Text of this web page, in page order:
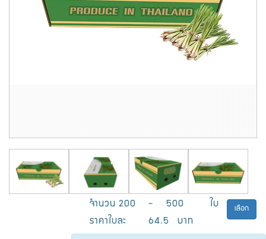
ความรู้เรื่องกระดาษ
เลือก
จำนวน 200 - 500 ใบ
ราคาใบละ 64.5 บาท